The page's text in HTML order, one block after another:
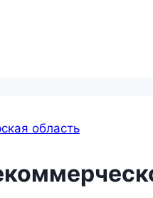
область